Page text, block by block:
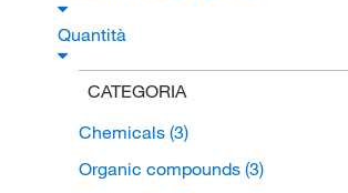
Quantità
CATEGORIA
Chemicals (3)
Organic compounds (3)